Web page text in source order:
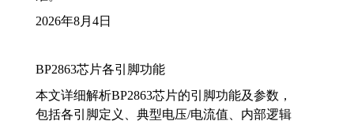
2026年8月4日
BP2863芯片各引脚功能
本文详细解析BP2863芯片的引脚功能及参数，
包括各引脚定义、典型电压/电流值、内部逻辑